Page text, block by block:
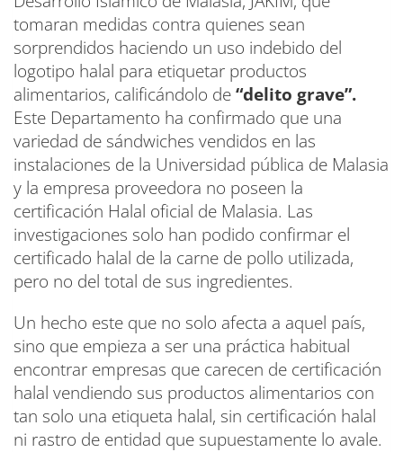
tomaran medidas contra quienes sean
sorprendidos haciendo un uso indebido del
logotipo halal para etiquetar productos
alimentarios, calificándolo de“delito grave”.
Este Departamento ha confirmado que una
variedad de sándwiches vendidos en las
instalaciones de la Universidad pública de Malasia
y la empresa proveedora no poseen la
certificación Halal oficial de Malasia. Las
investigaciones solo han podido confirmar el
certificado halal de la carne de pollo utilizada,
pero no del total de sus ingredientes.
Un hecho este que no solo afecta a aquel país,
sino que empieza a ser una práctica habitual
encontrar empresas que carecen de certificación
halal vendiendo sus productos alimentarios con
tan solo una etiqueta halal, sin certificación halal
ni rastro de entidad que supuestamente lo avale.